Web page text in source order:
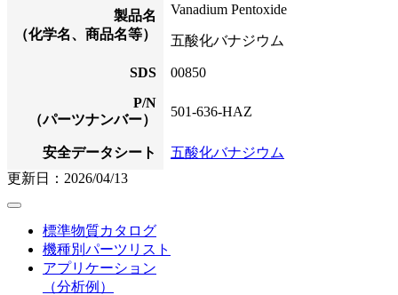
製品名
（化学名、商品名等）
Vanadium Pentoxide
五酸化バナジウム
SDS
00850
P/N
（パーツナンバー）
501-636-HAZ
安全データシート
五酸化バナジウム
更新日：2026/04/13
標準物質カタログ
機種別パーツリスト
アプリケーション
（分析例）